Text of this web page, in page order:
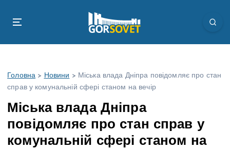
Головна > Новини > Міська влада Дніпра повідомляє про стан
справ у комунальній сфері станом на вечір
Міська влада Дніпра
повідомляє про стан справ у
комунальній сфері станом на